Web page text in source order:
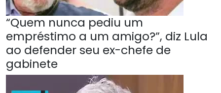
“Quem nunca pediu um
empréstimo a um amigo?”, diz Lula
ao defender seu ex-chefe de
gabinete